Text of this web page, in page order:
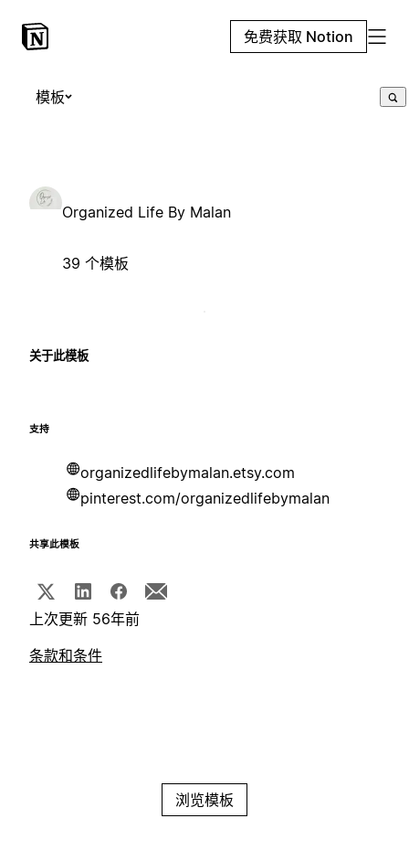
免费获取 Notion
模板
Organized Life By Malan
39 个模板
关于此模板
支持
organizedlifebymalan.etsy.com
pinterest.com/organizedlifebymalan
共享此模板
上次更新 56年前
条款和条件
浏览模板